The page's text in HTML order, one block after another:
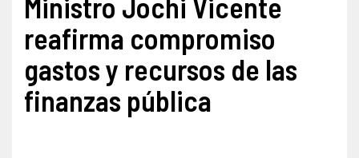
reafirma compromiso
gastos y recursos de las
finanzas pública